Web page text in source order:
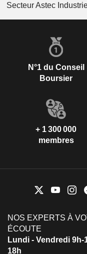
Secteur Astec
N°1 du Conseil
Boursier
+ 1 300 000
membres
NOS EXPERTS À
ÉCOUTE
Lundi - Vendredi 9h-
18h